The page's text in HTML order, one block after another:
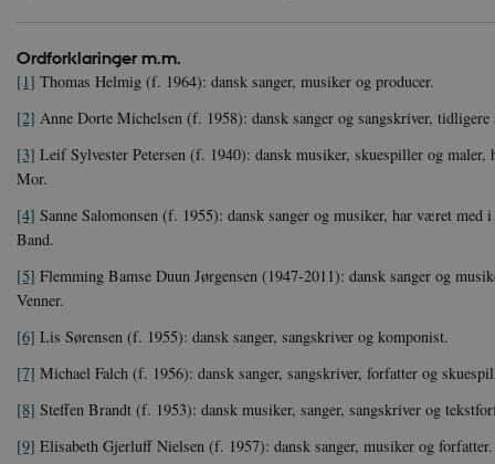
Ordforklaringer m.m.
[1] Thomas Helmig (f. 1964): dansk sanger, musiker og producer.
[2] Anne Dorte Michelsen (f. 1958): dansk sanger og sangskriver, tidligere
[3] Leif Sylvester Petersen (f. 1940): dansk musiker, skuespiller og maler,
Mor.
[4] Sanne Salomonsen (f. 1955): dansk sanger og musiker, har været med
Band.
[5] Flemming Bamse Duun Jørgensen (1947-2011): dansk sanger og
Venner.
[6] Lis Sørensen (f. 1955): dansk sanger, sangskriver og komponist.
[7] Michael Falch (f. 1956): dansk sanger, sangskriver, forfatter og
[8] Steffen Brandt (f. 1953): dansk musiker, sanger, sangskriver og
[9] Elisabeth Gjerluff Nielsen (f. 1957): dansk sanger, musiker og forfatter.
CloudFront-
Key-Pair-Id
.h5p.com
_gid
Google
CloudFront-
Signature
.h5p.com
CloudFront-
Region
CloudFront-
_ga_7J1SYH77RJ
NID
YSC